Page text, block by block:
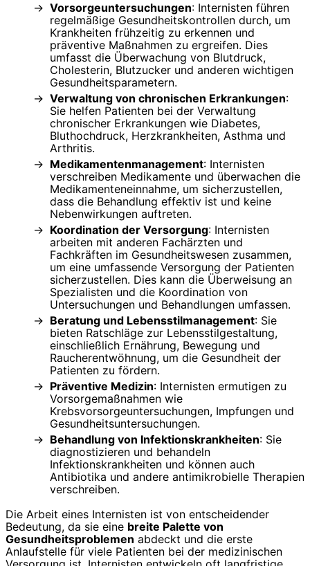
Vorsorgeuntersuchungen: Internisten führen
regelmäßige Gesundheitskontrollen durch, um
Krankheiten frühzeitig zu erkennen und
präventive Maßnahmen zu ergreifen. Dies
umfasst die Überwachung von Blutdruck,
Cholesterin, Blutzucker und anderen wichtigen
Gesundheitsparametern.
Verwaltung von chronischen Erkrankungen:
Sie helfen Patienten bei der Verwaltung
chronischer Erkrankungen wie Diabetes,
Bluthochdruck, Herzkrankheiten, Asthma und
Arthritis.
Medikamentenmanagement: Internisten
verschreiben Medikamente und überwachen die
Medikamenteneinnahme, um sicherzustellen,
dass die Behandlung effektiv ist und keine
Nebenwirkungen auftreten.
Koordination der Versorgung: Internisten
arbeiten mit anderen Fachärzten und
Fachkräften im Gesundheitswesen zusammen,
um eine umfassende Versorgung der Patienten
sicherzustellen. Dies kann die Überweisung an
Spezialisten und die Koordination von
Untersuchungen und Behandlungen umfassen.
Beratung und Lebensstilmanagement: Sie
bieten Ratschläge zur Lebensstilgestaltung,
einschließlich Ernährung, Bewegung und
Raucherentwöhnung, um die Gesundheit der
Patienten zu fördern.
Präventive Medizin: Internisten ermutigen zu
Vorsorgemaßnahmen wie
Krebsvorsorgeuntersuchungen, Impfungen und
Gesundheitsuntersuchungen.
Behandlung von Infektionskrankheiten: Sie
diagnostizieren und behandeln
Infektionskrankheiten und können auch
Antibiotika und andere antimikrobielle Therapien
verschreiben.
Die Arbeit eines Internisten ist von entscheidender
Bedeutung, da sie eine breite Palette von
Gesundheitsproblemen abdeckt und die erste
Anlaufstelle für viele Patienten bei der medizinischen